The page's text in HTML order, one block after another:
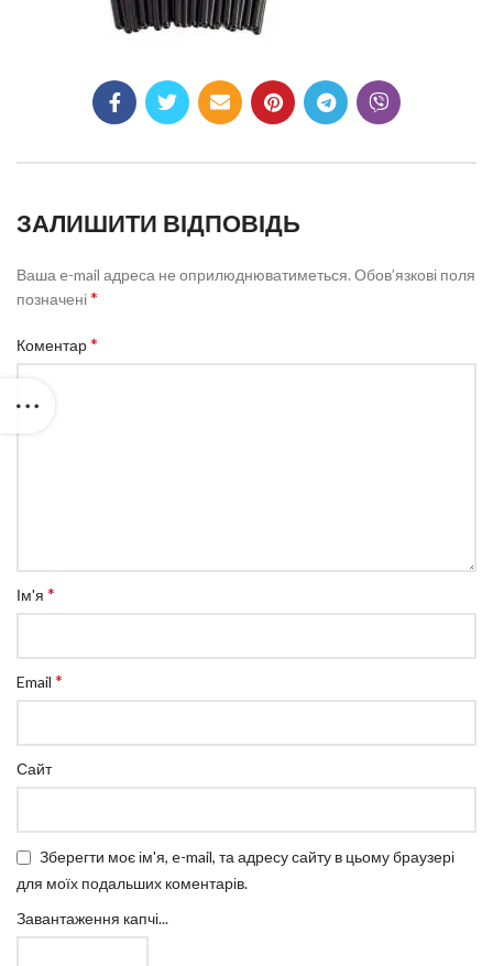
ЗАЛИШИТИ ВІДПОВІДЬ
Ваша e-mail адреса не оприлюднюватиметься. Обов’язкові поля
позначені*
Коментар*
Ім'я *
Email *
Сайт
Зберегти моє ім'я, e-mail, та адресу сайту в цьому браузері
для моїх подальших коментарів.
Завантаження капчі...